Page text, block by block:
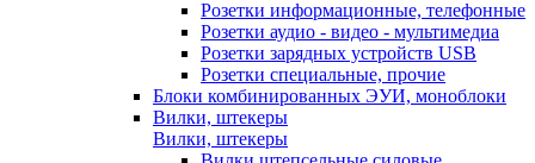
Розетки информационные, телефонные
Розетки аудио - видео - мультимедиа
Розетки зарядных устройств USB
Розетки специальные, прочие
Блоки комбинированных ЭУИ, моноблоки
Вилки, штекеры
Вилки, штекеры